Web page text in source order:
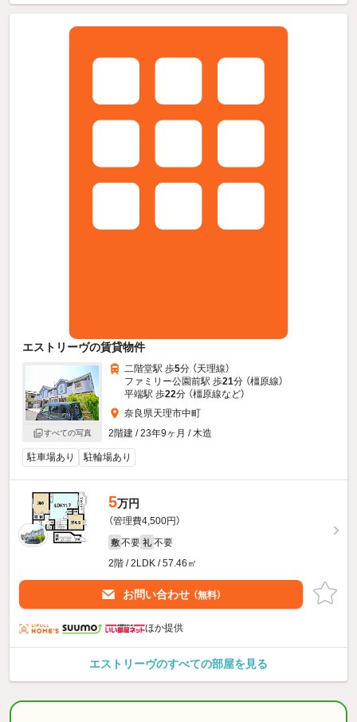
エストリーヴの賃貸物件
すべての写真
二階堂駅 歩5分 （天理線）
ファミリー公園前駅 歩21分 （橿原線）
平端駅 歩22分 （橿原線など）
奈良県天理市中町
2階建 / 23年9ヶ月 / 木造
駐車場あり 駐輪場あり
5万円
（管理費4,500円）
敷 不要 礼 不要
2階 / 2LDK / 57.46㎡
お問い合わせ （無料）
ほか提供
エストリーヴのすべての部屋を見る